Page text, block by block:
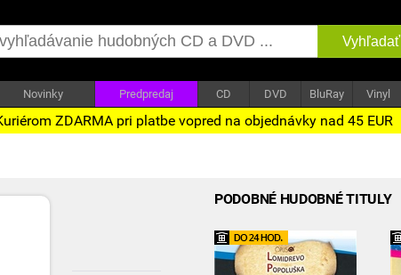
Vyhľadať
Novinky Predpredaj CD DVD BluRay Vinyl
ZDARMA pri platbe vopred na objednávky nad 45 EUR
PODOBNÉ HUDOBNÉ TITULY